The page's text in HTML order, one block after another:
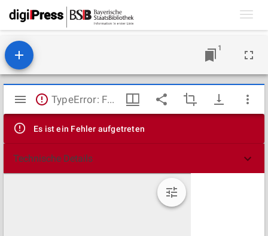
1
Mirador
Viewer
TypeError: Failed to fetch
Es ist ein Fehler aufgetreten
Technische Details